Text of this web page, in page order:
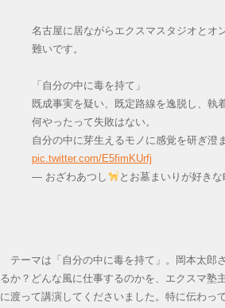
名古屋に居ながらエクスマスタジオとオ
難いです。
「自分の中に毒を持て」
既成事実を疑い、既定路線を逸脱し、執
何やったって失敗はない。
自分の中に芽生えるモノに感覚を研ぎ澄
pic.twitter.com/E5fimKUrfj
— おざわあつし
とお墓まいりが好き
テーマは「自分の中に毒を持て」。岡本太郎
るか？どんな風に仕事するのかを、エクスマ塾
に渡って講演してくださいました。特に伝わっ